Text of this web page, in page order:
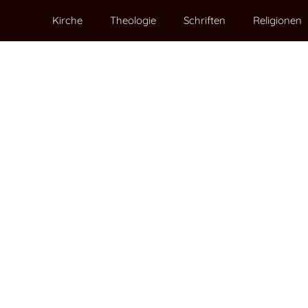
Kirche Theologie Schriften Religionen